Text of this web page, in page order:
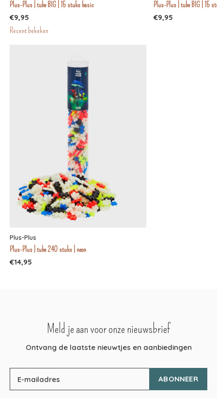
Plus-Plus | tube BIG | 15 stuks basic
€9,95
Plus-Plus | tube BIG | 15
€9,95
Recent bekeken
Plus-Plus
Plus-Plus | tube 240 stuks | neon
€14,95
Meld je aan voor onze nieuwsbrief
Ontvang de laatste nieuwtjes en aanbiedingen
ABONNEER